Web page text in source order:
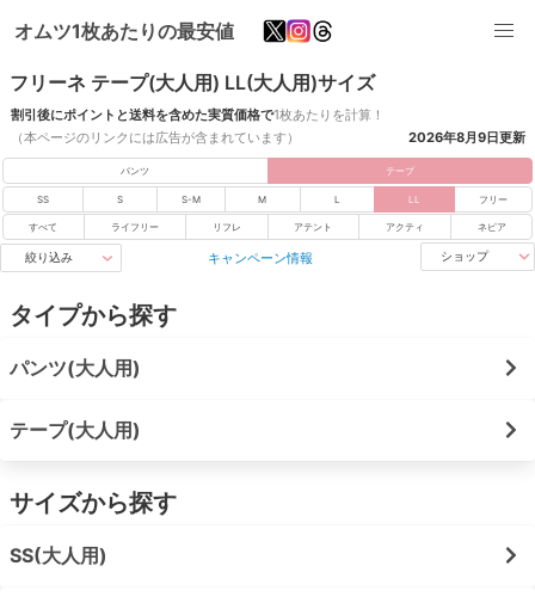
オムツ1枚あたりの最安値
フリーネ テープ(大人用) LL(大人用)サイズ
割引後にポイントと送料を含めた実質価格で1枚あたりを計算！
（本ページのリンクには広告が含まれています）
2026年8月9日更新
パンツ テープ
SS S S-M M L LL フリー
すべて ライフリー リフレ アテント アクティ ネピア
絞り込み キャンペーン情報 ショップ
タイプから探す
パンツ(大人用)
テープ(大人用)
サイズから探す
SS(大人用)